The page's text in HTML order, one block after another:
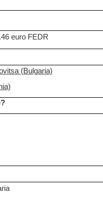
euro FEDR
(Bulgaria)